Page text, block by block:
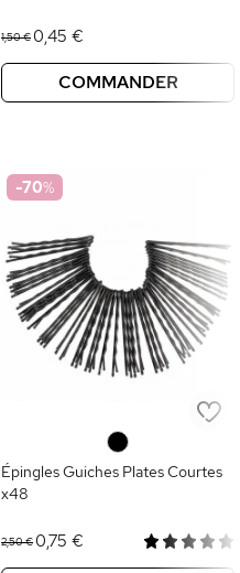
1,50 €0,45 €
COMMANDER
-70%
Épingles Guiches Plates Courtes
x48
2,50 €0,75 €